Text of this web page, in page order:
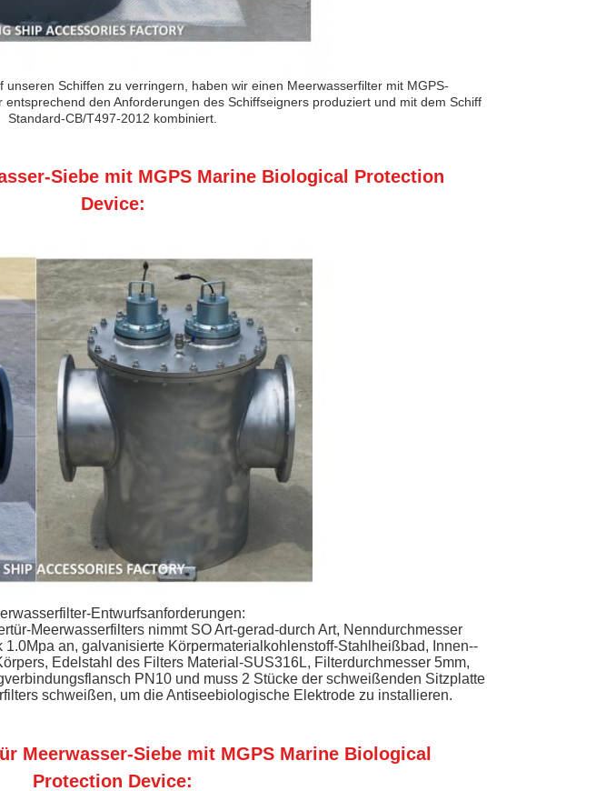
Schiffen zu verringern, haben wir einen Meerwasserfilter mit MGPS-
den Anforderungen des Schiffseigners produziert und mit dem Schiff
Standard-CB/T497-2012 kombiniert.
Siebe mit MGPS Marine Biological Protection
Device:
Entwurfsanforderungen:
Meerwasserfilters nimmt SO Art-gerad-durch Art, Nenndurchmesser
1.0Mpa an, galvanisierte Körpermaterialkohlenstoff-Stahlheißbad, Innen--
Edelstahl des Filters Material-SUS316L, Filterdurchmesser 5mm,
PN10 und muss 2 Stücke der schweißenden Sitzplatte
schweißen, um die Antiseebiologische Elektrode zu installieren.
Meerwasser-Siebe mit MGPS Marine Biological
Protection Device: